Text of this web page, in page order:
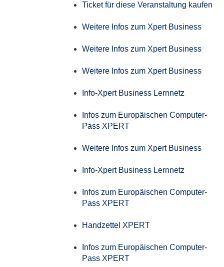
Ticket für diese Veranstaltung kaufen
Weitere Infos zum Xpert Business
Weitere Infos zum Xpert Business
Weitere Infos zum Xpert Business
Info-Xpert Business Lernnetz
Infos zum Europäischen Computer-
Pass XPERT
Weitere Infos zum Xpert Business
Info-Xpert Business Lernnetz
Infos zum Europäischen Computer-
Pass XPERT
Handzettel XPERT
Infos zum Europäischen Computer-
Pass XPERT